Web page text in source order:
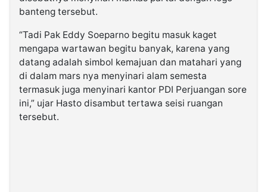
banteng tersebut.
“Tadi Pak Eddy Soeparno begitu masuk kaget
mengapa wartawan begitu banyak, karena yang
datang adalah simbol kemajuan dan matahari yang
di dalam mars nya menyinari alam semesta
termasuk juga menyinari kantor PDI Perjuangan sore
ini,” ujar Hasto disambut tertawa seisi ruangan
tersebut.